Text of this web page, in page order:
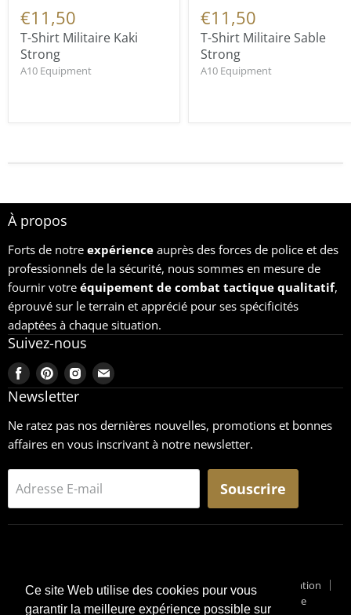
Ce site Web utilise des cookies pour vous
garantir la meilleure expérience possible sur
€11,50
T-Shirt Militaire Kaki
Strong
A10 Equipment
€11,50
T-Shirt Militaire Sable
Strong
A10 Equipment
À propos
Forts de notre expérience auprès des forces de police et des
professionnels de la sécurité, nous sommes en mesure de
fournir votre équipement de combat tactique qualitatif,
éprouvé sur le terrain et apprécié pour ses spécificités
adaptées à chaque situation.
Suivez-nous
Trouvez-
nous
Facebook
Trouvez-
nous
Pinterest
Trouvez-
nous
Trouvez-
nous
Newsletter
Ne ratez pas nos dernières nouvelles, promotions et bonnes
affaires en vous inscrivant à notre newsletter.
Adresse E-mail Souscrire
Conditions générales de vente
Conditions générales d'utilisation
Pourquoi un Surplus Militaire ?
Suivi de Colis
Blog Militaire